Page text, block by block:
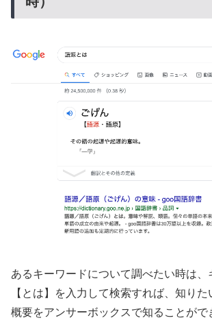
あるキーワードについて調べたい時は、
【とは】を入力して検索すれば、知り
概要をアンサーボックスで知ることがで